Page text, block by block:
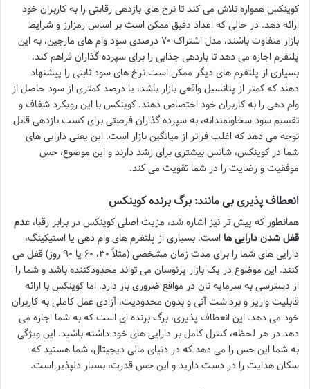
کوینکس همواره تلاش می کند تا نرخ های بازدهی رقابتی را به کاربران خود
ارائه دهد. در حالی که اعداد دقیق ممکن است بر اساس رمزارز و شرایط
بازار متفاوت باشند، مدل اشتراک ۷۰ درصدی سود وام های مارجین، به این
پلتفرم اجازه می دهد تا بازدهی جذابی را برای سپرده گذاران فراهم کند.
بسیاری از پلتفرم های دیگر ممکن است نرخ های سود ثابتی را پیشنهاد
دهند که کمتر از پتانسیل واقعی بازار باشد، یا درصد کمتری از سود حاصل از
وام دهی را به کاربران خود اختصاص دهند. کوینکس با این رویکرد شفاف و
تقسیم سود سخاوتمندانه، به سپرده گذاران فرصتی برای کسب بازدهی قابل
توجه می دهد که اغلب فراتر از میانگین بازار است. این یعنی دارایی های
شما در کوینکس، شانس بیشتری برای رشد دارند و این موضوع، حس
موفقیت و رضایت را در شما تقویت می کند.
انعطاف پذیری بی مانند: برگ برنده کوینکس
همانطور که پیش تر نیز اشاره شد، مزیت اصلی کوینکس در برابر رقبا، عدم
قفل شدن دارایی ها است. بسیاری از پلتفرم های وام دهی یا استیکینگ،
دارایی های شما را برای مدت زمان مشخصی (مثلاً ۳۰، ۶۰ یا ۹۰ روز) قفل می
کنند. این موضوع در یک بازار پرنوسان می تواند محدودکننده باشد و شما را
از دسترسی به سرمایه تان در مواقع ضروری باز دارد. اما کوینکس با ارائه
قابلیت واریز و برداشت آنی و بدون محدودیت، آزادی عمل کاملی به کاربران
خود می دهد. این انعطاف پذیری، برگ برنده ای است که به شما اجازه می
دهد در هر لحظه، کنترل کامل بر دارایی های خود داشته باشید. این ویژگی
به شما این حس را می دهد که در دنیای مالی دیجیتال، شما هستید که
سکان هدایت را در دست دارید و این حس قدرت، بسیار دلپذیر است.